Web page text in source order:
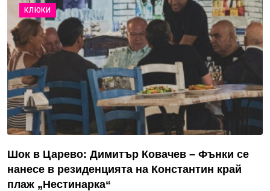
КЛЮКИ
Шок в Царево: Димитър Ковачев – Фънки се
нанесе в резиденцията на Константин край
плаж „Нестинарка“